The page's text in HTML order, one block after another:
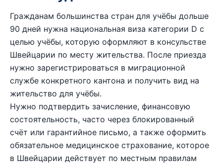
Гражданам большинства стран для учёбы дольше
90 дней нужна национальная виза категории D с
целью учёбы, которую оформляют в консульстве
Швейцарии по месту жительства. После приезда
нужно зарегистрироваться в миграционной
службе конкретного кантона и получить вид на
жительство для учёбы.
Нужно подтвердить зачисление, финансовую
состоятельность, часто через блокированный
счёт или гарантийное письмо, а также оформить
обязательное медицинское страхование, которое
в Швейцарии действует по местным правилам